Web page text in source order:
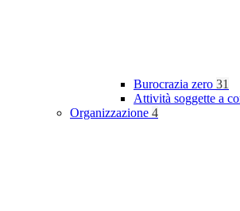
Burocrazia zero 31
Attività soggette a
Organizzazione 4